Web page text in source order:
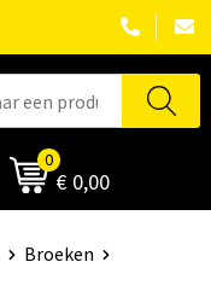
0
€ 0,00
Broeken